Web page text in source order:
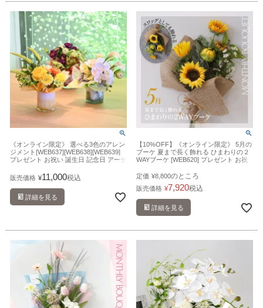
《オンライン限定》 選べる3色のアレン
ジメント[WEB637][WEB638][WEB639]
プレゼント お祝い 誕生日 記念日 アーテ
販売価格 ¥11,000税込
詳細を見る
【10%OFF】《オンライン限定》 5月の
ブーケ 夏まで長く飾れる ひまわりの２
WAYブーケ [WEB620] プレゼント お祝
ラワー 造花
定価 ¥8,800のところ
販売価格 ¥7,920税込
詳細を見る